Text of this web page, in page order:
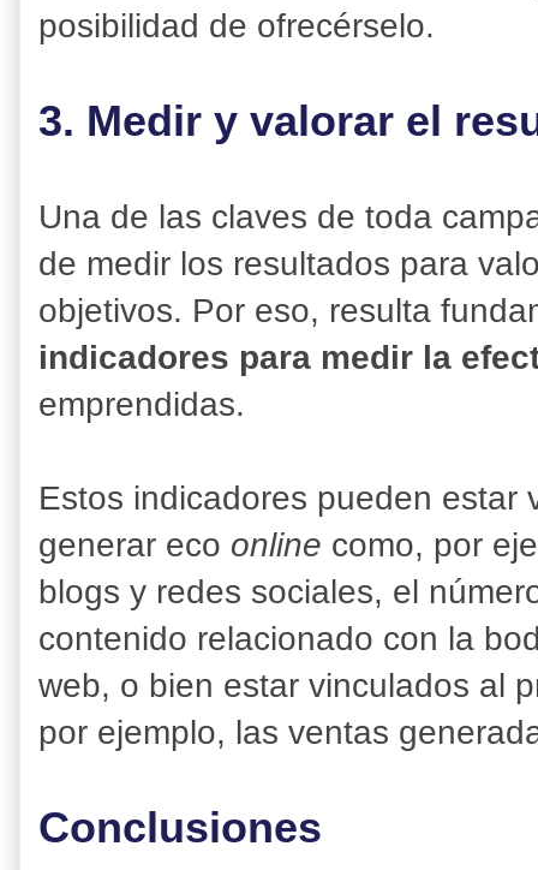
posibilidad de ofrecérselo.
3. Medir y valorar el
Una de las claves de toda
de medir los resultados para
objetivos. Por eso, resulta
indicadores para medir la
emprendidas.
Estos indicadores pueden estar
generar eco online como, por
blogs y redes sociales, el
contenido relacionado con la
web, o bien estar vinculados al
por ejemplo, las ventas
Conclusiones